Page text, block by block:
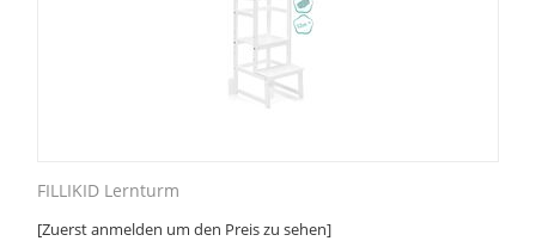
FILLIKID Lernturm
[Zuerst anmelden um den Preis zu sehen]